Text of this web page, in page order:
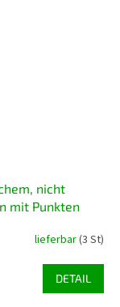
nicht
mit Punkten
lieferbar(3 St)
DETAIL